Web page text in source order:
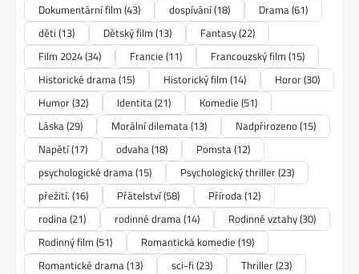
Dokumentární film (43) dospívání(18) Drama(61)
děti (13) Dětský film (13) Fantasy(22)
Film 2024(34) Francie (11) Francouzský film (15)
Historické drama(15) Historický film (14) Horor(30)
Humor(32) Identita(21) Komedie (51)
Láska(29) Morální dilemata(13) Nadpřirozeno(15)
Napětí(17) odvaha(18) Pomsta(12)
psychologické drama(15) Psychologický thriller(23)
přežití. (16) Přátelství(58) Příroda(12)
rodina(21) rodinné drama(14) Rodinné vztahy(30)
Rodinný film (51) Romantická komedie (19)
Romantické drama(13) sci-fi (23) Thriller(23)